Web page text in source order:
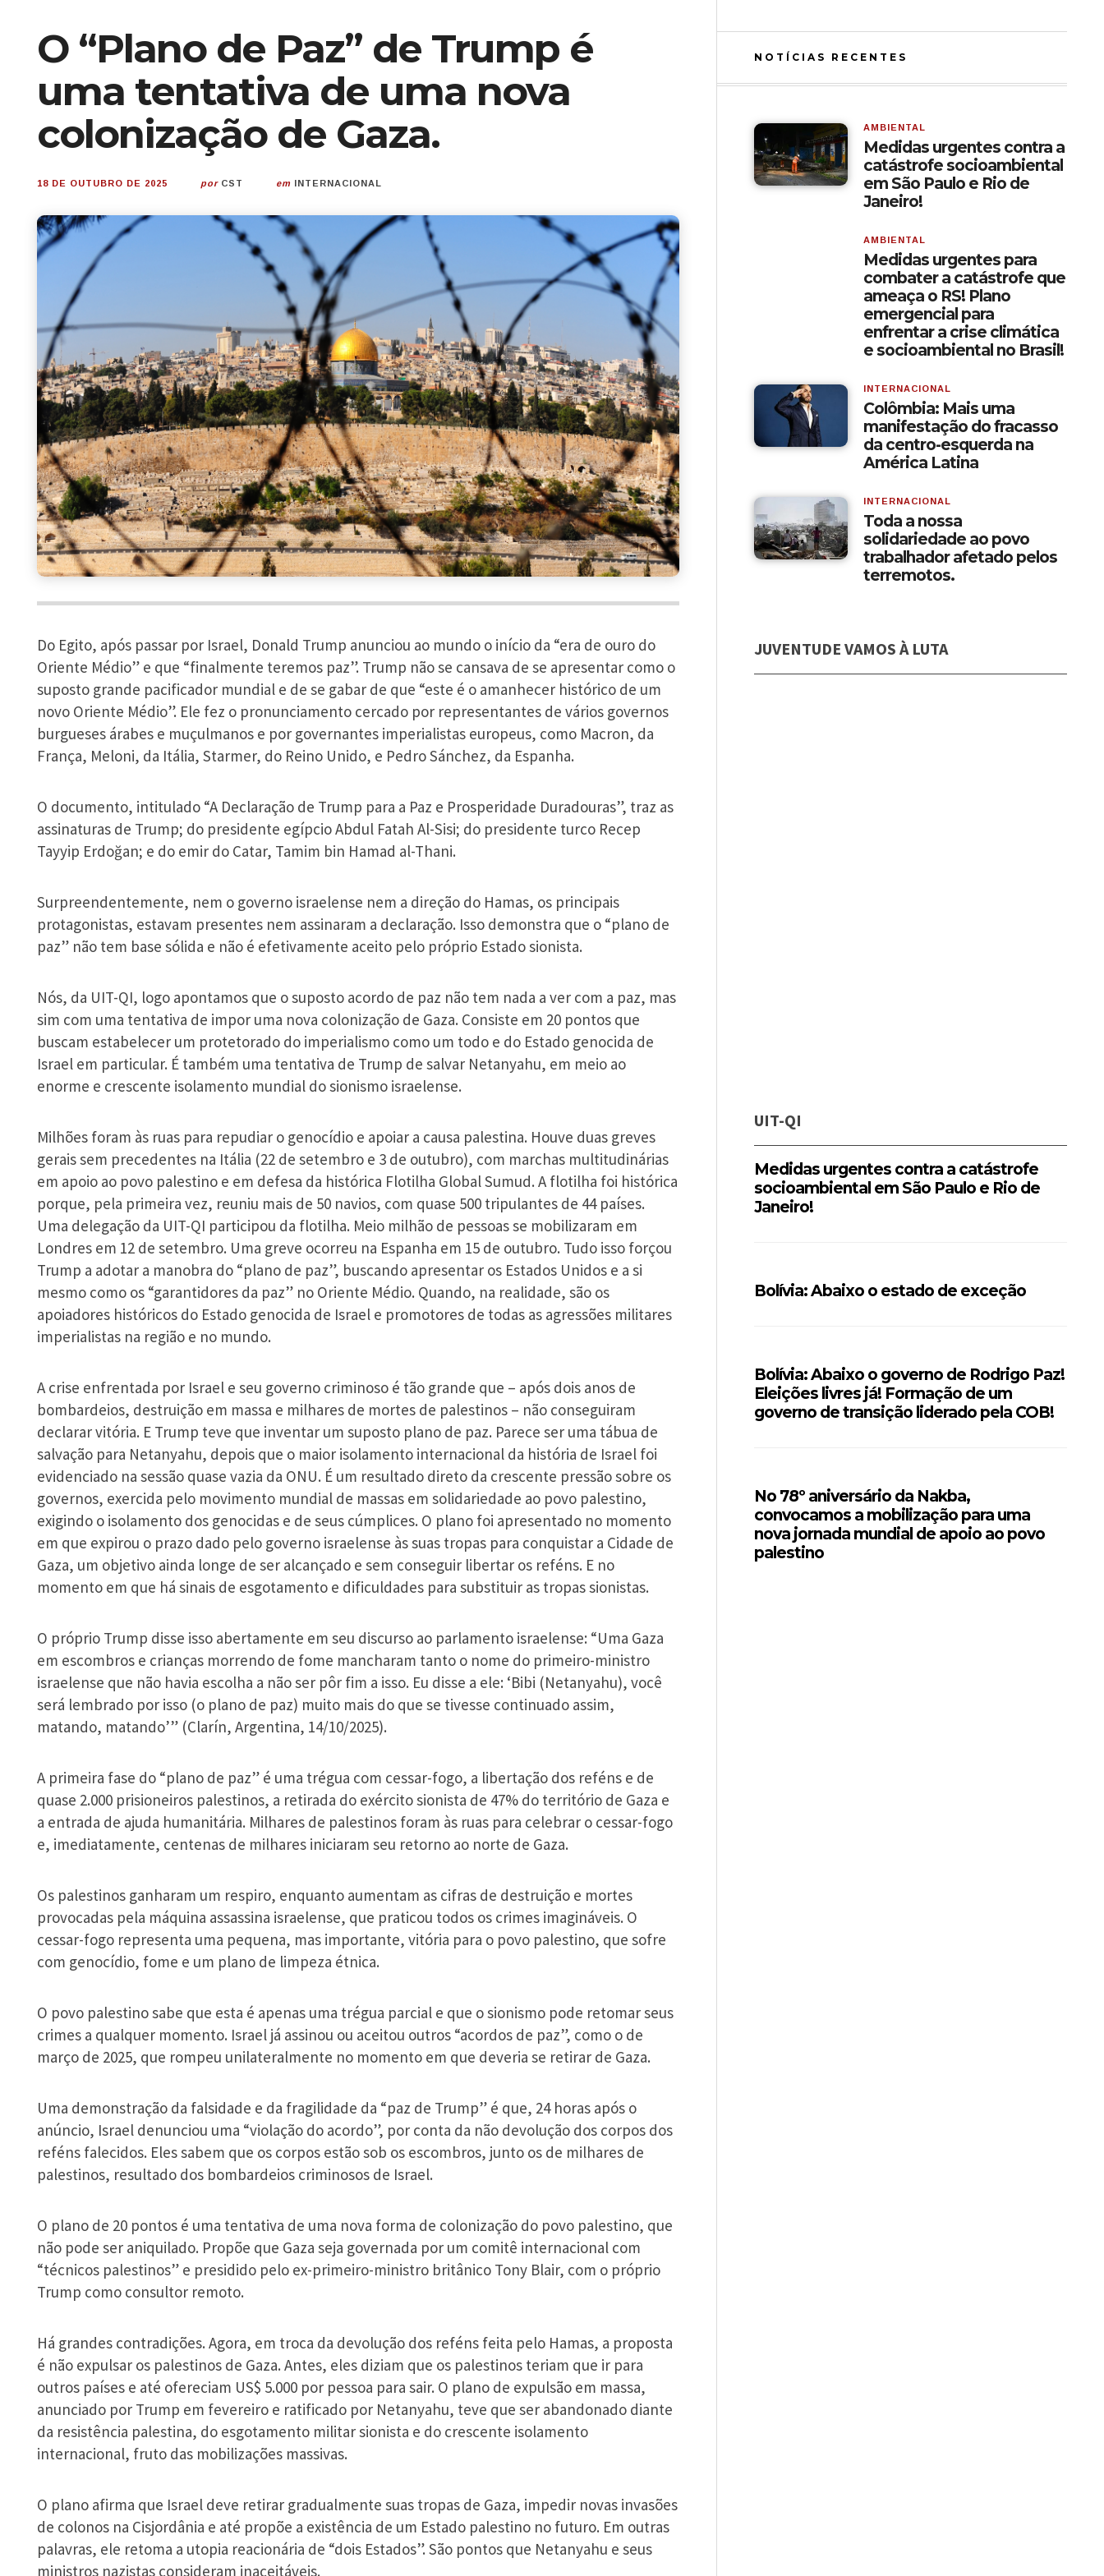
O “Plano de Paz” de Trump é
uma tentativa de uma nova
colonização de Gaza.
18 DE OUTUBRO DE 2025 por CST em INTERNACIONAL
Do Egito, após passar por Israel, Donald Trump anunciou ao mundo o início da “era de ouro do
Oriente Médio” e que “finalmente teremos paz”. Trump não se cansava de se apresentar como o
suposto grande pacificador mundial e de se gabar de que “este é o amanhecer histórico de um
novo Oriente Médio”. Ele fez o pronunciamento cercado por representantes de vários governos
burgueses árabes e muçulmanos e por governantes imperialistas europeus, como Macron, da
França, Meloni, da Itália, Starmer, do Reino Unido, e Pedro Sánchez, da Espanha.
O documento, intitulado “A Declaração de Trump para a Paz e Prosperidade Duradouras”, traz as
assinaturas de Trump; do presidente egípcio Abdul Fatah Al-Sisi; do presidente turco Recep
Tayyip Erdoğan; e do emir do Catar, Tamim bin Hamad al-Thani.
Surpreendentemente, nem o governo israelense nem a direção do Hamas, os principais
protagonistas, estavam presentes nem assinaram a declaração. Isso demonstra que o “plano de
paz” não tem base sólida e não é efetivamente aceito pelo próprio Estado sionista.
Nós, da UIT-QI, logo apontamos que o suposto acordo de paz não tem nada a ver com a paz, mas
sim com uma tentativa de impor uma nova colonização de Gaza. Consiste em 20 pontos que
buscam estabelecer um protetorado do imperialismo como um todo e do Estado genocida de
Israel em particular. É também uma tentativa de Trump de salvar Netanyahu, em meio ao
enorme e crescente isolamento mundial do sionismo israelense.
Milhões foram às ruas para repudiar o genocídio e apoiar a causa palestina. Houve duas greves
gerais sem precedentes na Itália (22 de setembro e 3 de outubro), com marchas multitudinárias
em apoio ao povo palestino e em defesa da histórica Flotilha Global Sumud. A flotilha foi histórica
porque, pela primeira vez, reuniu mais de 50 navios, com quase 500 tripulantes de 44 países.
Uma delegação da UIT-QI participou da flotilha. Meio milhão de pessoas se mobilizaram em
Londres em 12 de setembro. Uma greve ocorreu na Espanha em 15 de outubro. Tudo isso forçou
Trump a adotar a manobra do “plano de paz”, buscando apresentar os Estados Unidos e a si
mesmo como os “garantidores da paz” no Oriente Médio. Quando, na realidade, são os
apoiadores históricos do Estado genocida de Israel e promotores de todas as agressões militares
imperialistas na região e no mundo.
A crise enfrentada por Israel e seu governo criminoso é tão grande que – após dois anos de
bombardeios, destruição em massa e milhares de mortes de palestinos – não conseguiram
declarar vitória. E Trump teve que inventar um suposto plano de paz. Parece ser uma tábua de
salvação para Netanyahu, depois que o maior isolamento internacional da história de Israel foi
evidenciado na sessão quase vazia da ONU. É um resultado direto da crescente pressão sobre os
governos, exercida pelo movimento mundial de massas em solidariedade ao povo palestino,
exigindo o isolamento dos genocidas e de seus cúmplices. O plano foi apresentado no momento
em que expirou o prazo dado pelo governo israelense às suas tropas para conquistar a Cidade de
Gaza, um objetivo ainda longe de ser alcançado e sem conseguir libertar os reféns. E no
momento em que há sinais de esgotamento e dificuldades para substituir as tropas sionistas.
O próprio Trump disse isso abertamente em seu discurso ao parlamento israelense: “Uma Gaza
em escombros e crianças morrendo de fome mancharam tanto o nome do primeiro-ministro
israelense que não havia escolha a não ser pôr fim a isso. Eu disse a ele: ‘Bibi (Netanyahu), você
será lembrado por isso (o plano de paz) muito mais do que se tivesse continuado assim,
matando, matando’” (Clarín, Argentina, 14/10/2025).
A primeira fase do “plano de paz” é uma trégua com cessar-fogo, a libertação dos reféns e de
quase 2.000 prisioneiros palestinos, a retirada do exército sionista de 47% do território de Gaza e
a entrada de ajuda humanitária. Milhares de palestinos foram às ruas para celebrar o cessar-fogo
e, imediatamente, centenas de milhares iniciaram seu retorno ao norte de Gaza.
Os palestinos ganharam um respiro, enquanto aumentam as cifras de destruição e mortes
provocadas pela máquina assassina israelense, que praticou todos os crimes imagináveis. O
cessar-fogo representa uma pequena, mas importante, vitória para o povo palestino, que sofre
com genocídio, fome e um plano de limpeza étnica.
O povo palestino sabe que esta é apenas uma trégua parcial e que o sionismo pode retomar seus
crimes a qualquer momento. Israel já assinou ou aceitou outros “acordos de paz”, como o de
março de 2025, que rompeu unilateralmente no momento em que deveria se retirar de Gaza.
Uma demonstração da falsidade e da fragilidade da “paz de Trump” é que, 24 horas após o
anúncio, Israel denunciou uma “violação do acordo”, por conta da não devolução dos corpos dos
reféns falecidos. Eles sabem que os corpos estão sob os escombros, junto os de milhares de
palestinos, resultado dos bombardeios criminosos de Israel.
O plano de 20 pontos é uma tentativa de uma nova forma de colonização do povo palestino, que
não pode ser aniquilado. Propõe que Gaza seja governada por um comitê internacional com
“técnicos palestinos” e presidido pelo ex-primeiro-ministro britânico Tony Blair, com o próprio
Trump como consultor remoto.
Há grandes contradições. Agora, em troca da devolução dos reféns feita pelo Hamas, a proposta
é não expulsar os palestinos de Gaza. Antes, eles diziam que os palestinos teriam que ir para
outros países e até ofereciam US$ 5.000 por pessoa para sair. O plano de expulsão em massa,
anunciado por Trump em fevereiro e ratificado por Netanyahu, teve que ser abandonado diante
da resistência palestina, do esgotamento militar sionista e do crescente isolamento
internacional, fruto das mobilizações massivas.
O plano afirma que Israel deve retirar gradualmente suas tropas de Gaza, impedir novas invasões
de colonos na Cisjordânia e até propõe a existência de um Estado palestino no futuro. Em outras
palavras, ele retoma a utopia reacionária de “dois Estados”. São pontos que Netanyahu e seus
ministros nazistas consideram inaceitáveis.
NOTÍCIAS RECENTES
AMBIENTAL
Medidas urgentes contra a
catástrofe socioambiental
em São Paulo e Rio de
Janeiro!
AMBIENTAL
Medidas urgentes para
combater a catástrofe que
ameaça o RS! Plano
emergencial para
enfrentar a crise climática
e socioambiental no Brasil!
INTERNACIONAL
Colômbia: Mais uma
manifestação do fracasso
da centro-esquerda na
América Latina
INTERNACIONAL
Toda a nossa
solidariedade ao povo
trabalhador afetado pelos
terremotos.
JUVENTUDE VAMOS À LUTA
UIT-QI
Medidas urgentes contra a catástrofe
socioambiental em São Paulo e Rio de
Janeiro!
Bolívia: Abaixo o estado de exceção
Bolívia: Abaixo o governo de Rodrigo Paz!
Eleições livres já! Formação de um
governo de transição liderado pela COB!
No 78º aniversário da Nakba,
convocamos a mobilização para uma
nova jornada mundial de apoio ao povo
palestino